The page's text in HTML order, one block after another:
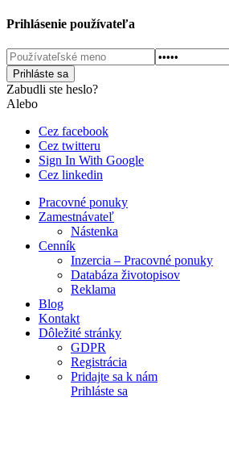
Prihlásenie používateľa
Zabudli ste heslo?
Alebo
Cez facebook
Cez twitteru
Sign In With Google
Cez linkedin
Pracovné ponuky
Zamestnávateľ
Nástenka
Cenník
Inzercia – Pracovné ponuky
Databáza životopisov
Reklama
Blog
Kontakt
Dôležité stránky
GDPR
Registrácia
Pridajte sa k nám
Prihláste sa